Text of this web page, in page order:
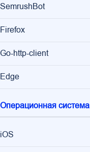
SemrushBot
Firefox
Go-http-client
Edge
Операционная система
iOS